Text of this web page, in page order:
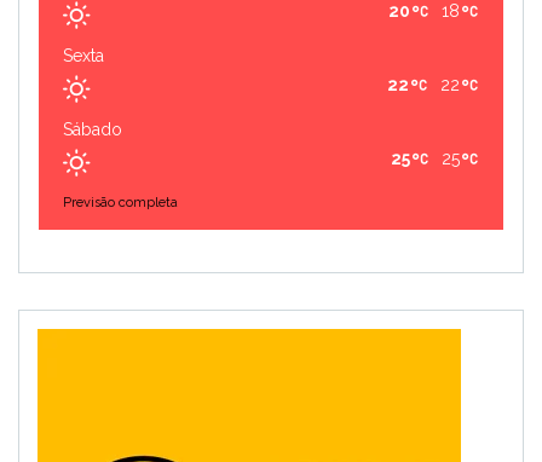
18
20
Sexta
22
22
Sábado
25
25
Previsão completa